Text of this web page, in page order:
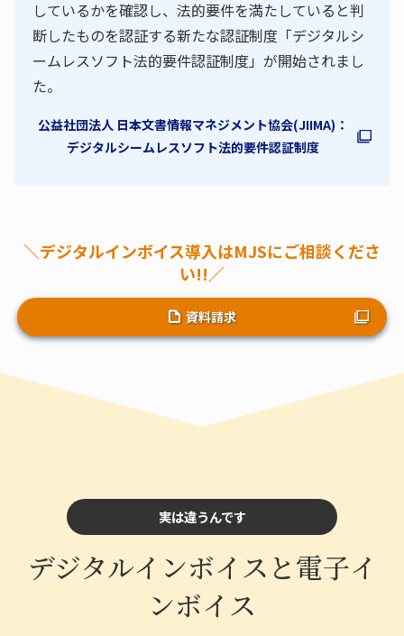
しているかを確認し、法的要件を満たしていると判
断したものを認証する新たな認証制度「デジタルシ
ームレスソフト法的要件認証制度」が開始されまし
た。
公益社団法人 日本文書情報マネジメント協会(JIIMA)：
デジタルシームレスソフト法的要件認証制度
＼デジタルインボイス導入はMJSにご相談くださ
い!!／
資料請求
実は違うんです
デジタルインボイスと電子イ
ンボイス